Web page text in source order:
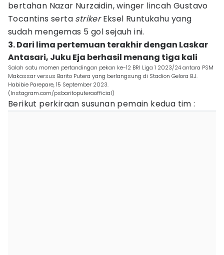
bertahan Nazar Nurzaidin, winger lincah Gustavo
Tocantins serta strikerEksel Runtukahu yang
sudah mengemas 5 gol sejauh ini.
3. Dari lima pertemuan terakhir dengan Laskar
Antasari, Juku Eja berhasil menang tiga kali
Salah satu momen pertandingan pekan ke-12 BRI Liga 1 2023/24 antara PSM
Makassar versus Barito Putera yang berlangsung di Stadion Gelora B.J.
Habibie Parepare, 15 September 2023.
(Instagram.com/psbaritoputeraofficial)
Berikut perkiraan susunan pemain kedua tim :